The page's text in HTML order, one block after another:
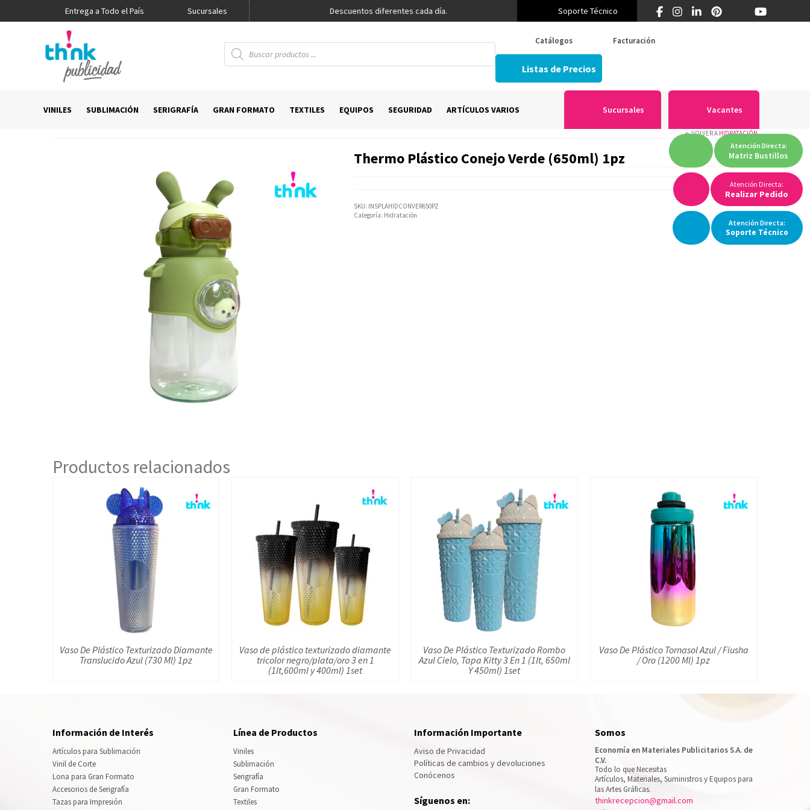
Entrega a Todo el País Sucursales
Promo Think Descuentos diferentes cada día. ¿Primera vez en Think? 55 5519 5346
Soporte Técnico
Atención Directa:
Realizar Pedido
Búsqueda
de
productos
Catálogos Facturación
Listas de Precios
AtenciónDirecta:
Soporte Técnico
VINILES SUBLIMACIÓN SERIGRAFÍA GRAN FORMATO TEXTILES EQUIPOS SEGURIDAD ARTÍCULOS VARIOS Sucursales Vacantes
Atención Directa:
Matriz Bustillos
VOLVER A HIDRATACIÓN
Thermo Plástico Conejo Verde (650ml) 1pz
SKU: INSPLAHIDCONVER650PZ
Categoría: Hidratación
Productos relacionados
Vaso De Plástico Texturizado Diamante
Translucido Azul (730 Ml) 1pz
Vaso de plástico texturizado diamante
tricolor negro/plata/oro 3 en 1
(1lt,600ml y 400ml) 1set
Vaso De Plástico Texturizado Rombo
Azul Cielo, Tapa Kitty 3 En 1 (1lt, 650ml
Y 450ml) 1set
Vaso De Plástico Tornasol Azul / Fiusha
/ Oro (1200 Ml) 1pz
Información de Interés
Artículos para Sublimación
Vinil de Corte
Lona para Gran Formato
Accesorios de Serigrafía
Tazas para Impresión
Línea de Productos
Viniles
Sublimación
Serigrafía
Gran Formato
Textiles
Información Importante
Aviso de Privacidad
Políticas de cambios y devoluciones
Conócenos
Síguenos en:
Somos
Economía en Materiales Publicitarios S.A. de
C.V.
Todo lo que Necesitas
Artículos, Materiales, Suministros y Equipos para
las Artes Gráficas.
thinkrecepcion@gmail.com